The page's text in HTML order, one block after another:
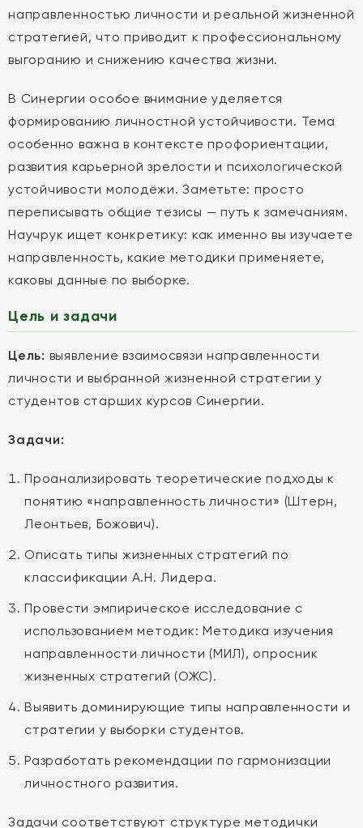
направленностью личности и реальной жизненной
стратегией, что приводит к профессиональному
выгоранию и снижению качества жизни.
В Синергии особое внимание уделяется
формированию личностной устойчивости. Тема
особенно важна в контексте профориентации,
развития карьерной зрелости и психологической
устойчивости молодёжи. Заметьте: просто
переписывать общие тезисы — путь к замечаниям.
Научрук ищет конкретику: как именно вы изучаете
направленность, какие методики применяете,
каковы данные по выборке.
Цель и задачи
Цель: выявление взаимосвязи направленности
личности и выбранной жизненной стратегии у
студентов старших курсов Синергии.
Задачи:
Проанализировать теоретические подходы к
понятию «направленность личности» (Штерн,
Леонтьев, Божович).
Описать типы жизненных стратегий по
классификации А.Н. Лидера.
Провести эмпирическое исследование с
использованием методик: Методика изучения
направленности личности (МИЛ), опросник
жизненных стратегий (ОЖС).
Выявить доминирующие типы направленности и
стратегии у выборки студентов.
Разработать рекомендации по гармонизации
личностного развития.
Задачи соответствуют структуре методички